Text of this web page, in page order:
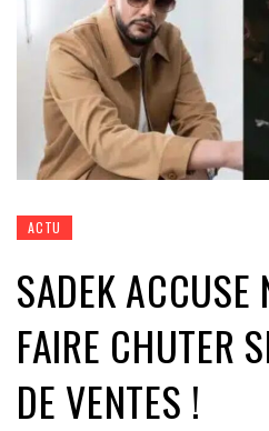
ACTU
SADEK ACCUSE
FAIRE CHUTER
DE VENTES !